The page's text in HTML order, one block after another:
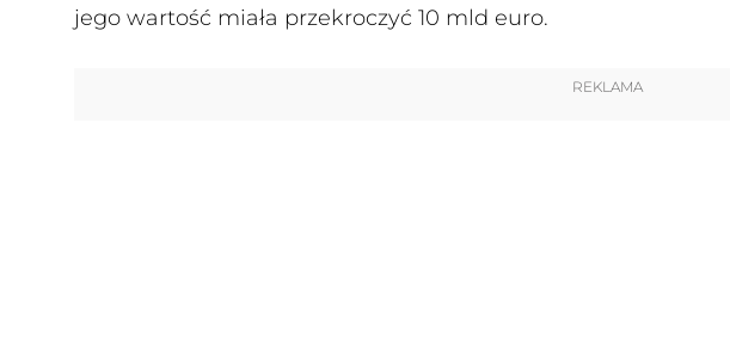
jego wartość miała przekroczyć 10 mld euro.
REKLAMA